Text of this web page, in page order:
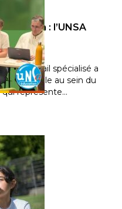
: l’UNSA
de travail spécialisé a
de l’Ecole au sein du
qui représente…